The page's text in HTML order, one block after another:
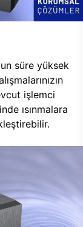
süre yüksek
işlemci
ısınmalara